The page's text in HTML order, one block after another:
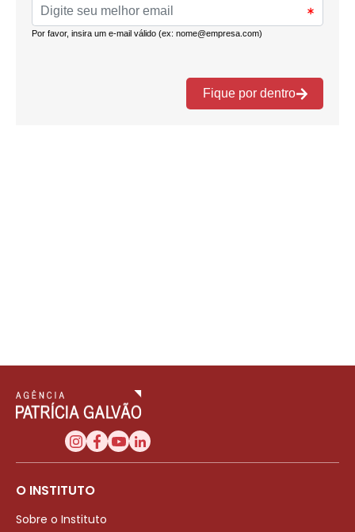
O INSTITUTO
Sobre o Instituto